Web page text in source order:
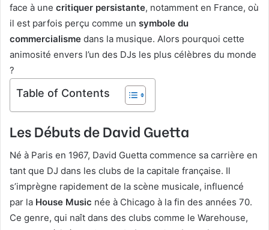
face à une critiquer persistante, notamment en France, où
il est parfois perçu comme un symbole du
commercialisme dans la musique. Alors pourquoi cette
animosité envers l’un des DJs les plus célèbres du monde
?
Table of Contents
Les Débuts de David Guetta
Né à Paris en 1967, David Guetta commence sa carrière en
tant que DJ dans les clubs de la capitale française. Il
s’imprègne rapidement de la scène musicale, influencé
par la House Music née à Chicago à la fin des années 70.
Ce genre, qui naît dans des clubs comme le Warehouse,